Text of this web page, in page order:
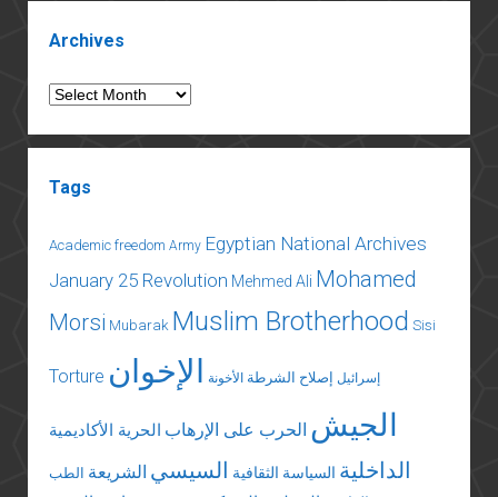
Archives
Archives
Tags
Academic freedom Army Egyptian National Archives
January 25 Revolution Mehmed Ali Mohamed
Morsi Mubarak Muslim Brotherhood Sisi
Torture إسرائيل إصلاح الشرطة الأخونة الإخوان
الجيش الحرب على الإرهاب الحرية الأكاديمية
الداخلية السياسة الثقافية السيسي الشريعة الطب